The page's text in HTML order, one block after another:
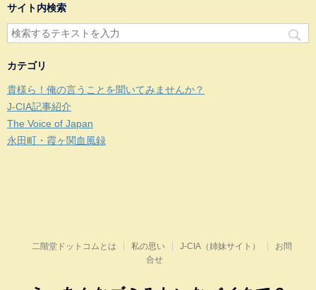
サイト内検索
カテゴリ
貴様ら！俺の言うことを聞いてみませんか？
J-CIA記事紹介
The Voice of Japan
永田町・霞ヶ関血風録